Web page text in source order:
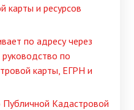
карты и ресурсов
по адресу через
по
карты, ЕГРН и
Публичной Кадастровой